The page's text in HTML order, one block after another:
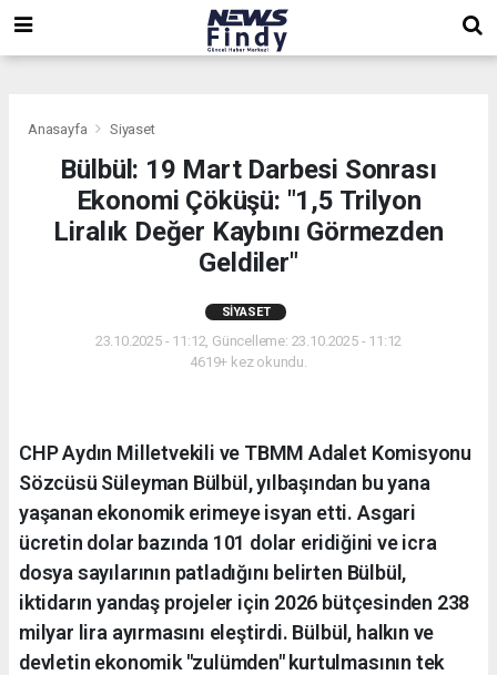
Anasayfa Siyaset
Bülbül: 19 Mart Darbesi Sonrası
Ekonomi Çöküşü: "1,5 Trilyon
Liralık Değer Kaybını Görmezden
Geldiler"
SIYASET
23.10.2025 - 11:12, Güncelleme: 23.10.2025 - 11:12
4619+ kez okundu.
CHP Aydın Milletvekili ve TBMM Adalet Komisyonu
Sözcüsü Süleyman Bülbül, yılbaşından bu yana
yaşanan ekonomik erimeye isyan etti. Asgari
ücretin dolar bazında 101 dolar eridiğini ve icra
dosya sayılarının patladığını belirten Bülbül,
iktidarın yandaş projeler için 2026 bütçesinden 238
milyar lira ayırmasını eleştirdi. Bülbül, halkın ve
devletin ekonomik "zulümden" kurtulmasının tek